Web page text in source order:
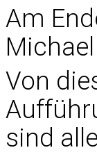
Am
Von
sind